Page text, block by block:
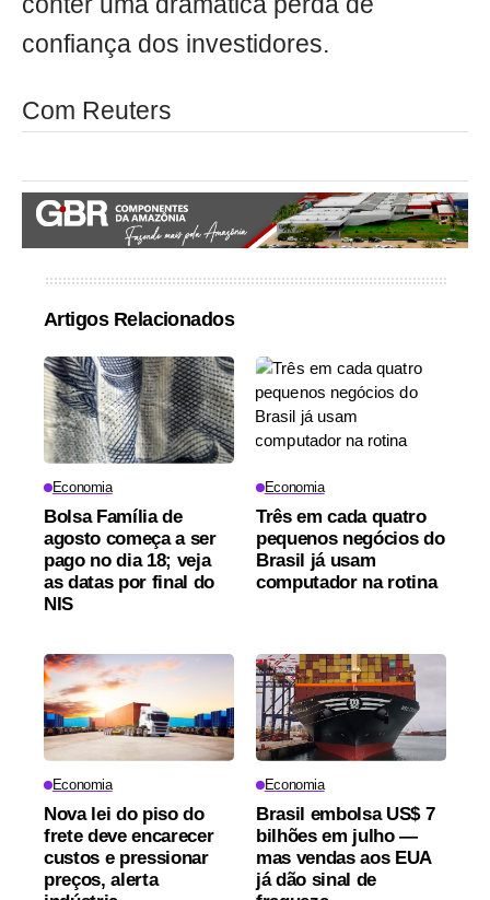
confiança dos investidores.
Com Reuters
Artigos Relacionados
Economia
Bolsa Família de
agosto começa a ser
pago no dia 18; veja
as datas por final do
NIS
Economia
Três em cada quatro
pequenos negócios do
Brasil já usam
computador na rotina
Economia
Nova lei do piso do
frete deve encarecer
custos e pressionar
preços, alerta
Economia
Brasil embolsa US$ 7
bilhões em julho —
mas vendas aos EUA
já dão sinal de